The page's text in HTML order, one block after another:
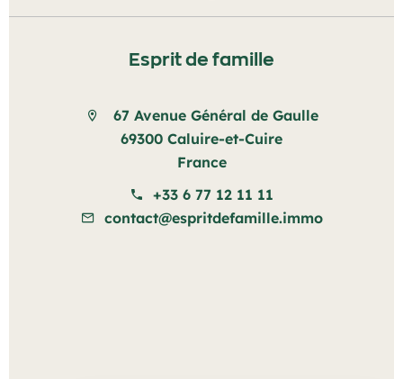
Esprit de famille
67 Avenue Général de Gaulle
69300 Caluire-et-Cuire
France
+33 6 77 12 11 11
contact@espritdefamille.immo